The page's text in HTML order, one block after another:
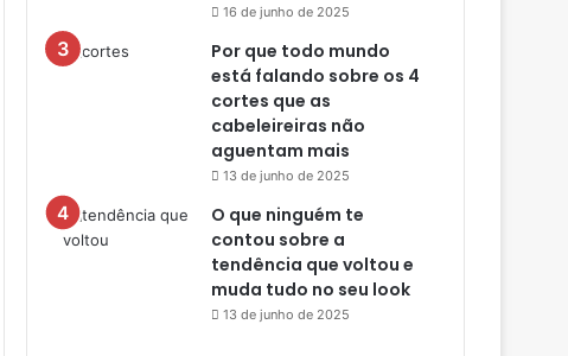
16 de junho de 2025
Por que todo mundo
está falando sobre os 4
cortes que as
cabeleireiras não
aguentam mais
13 de junho de 2025
O que ninguém te
contou sobre a
tendência que voltou e
muda tudo no seu look
13 de junho de 2025